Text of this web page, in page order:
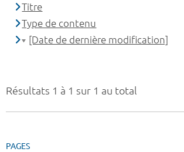
Résultats 1 à 1 sur 1 au total
PAGES
Titre
Type de contenu
[Date de dernière modification]